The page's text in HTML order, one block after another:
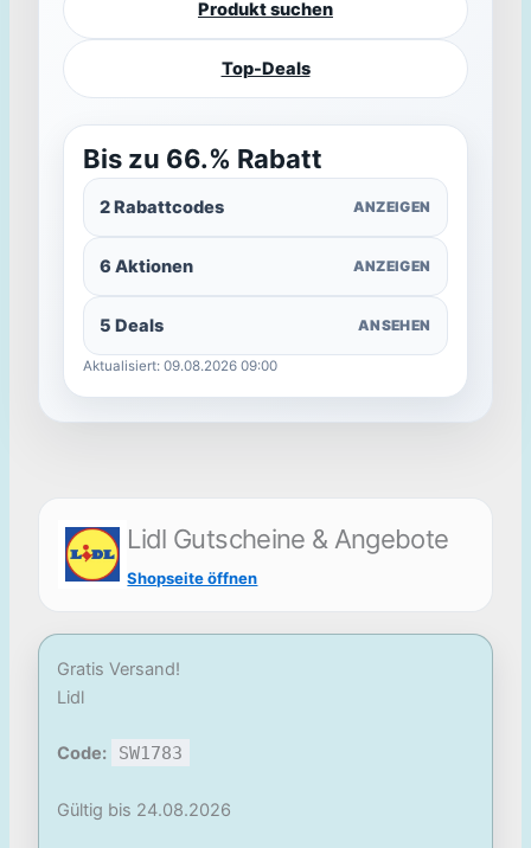
Produkt suchen
Top-Deals
Bis zu 66.% Rabatt
2 Rabattcodes ANZEIGEN
6 Aktionen ANZEIGEN
5 Deals ANSEHEN
Aktualisiert: 09.08.2026 09:00
Lidl Gutscheine & Angebote
Shopseite öffnen
Gratis Versand!
Lidl
Code: SW1783
Gültig bis 24.08.2026